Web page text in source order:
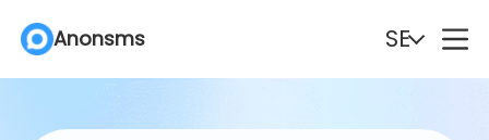
Anonsms SE